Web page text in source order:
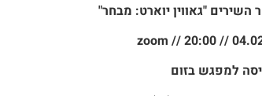
השירים "גאווין יוארט: מבחר"
למפגש בזום